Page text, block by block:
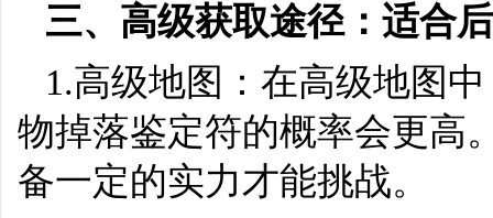
三、高级获取途径：适合
1.高级地图：在高级地图
物掉落鉴定符的概率会更高
备一定的实力才能挑战。